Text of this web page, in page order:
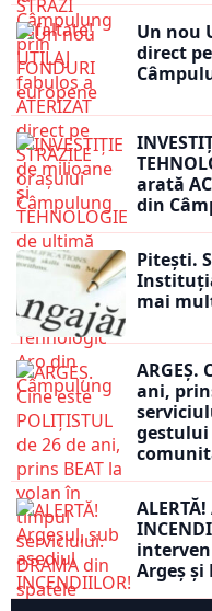
Un nou
direct
arată
din
Pitești.
mai
ARGEȘ.
ani,
gestului
Argeș și